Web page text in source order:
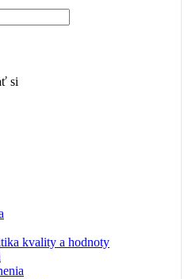
si
kvality a hodnoty